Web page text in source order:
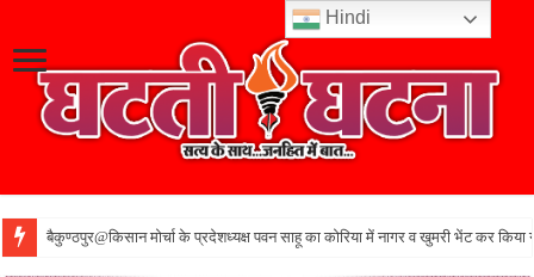
बैकुण्ठपुर@किसान मोर्चा के प्रदेशध्यक्ष पवन साहू का कोरिया में नागर व खुमरी भेंट कर किया
Hindi